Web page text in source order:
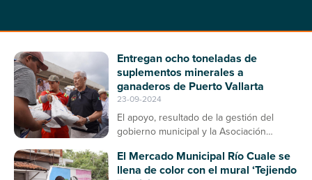
Entregan ocho toneladas de
suplementos minerales a
ganaderos de Puerto Vallarta
23-09-2024
El apoyo, resultado de la gestión del
gobierno municipal y la Asociación
enfermedades en el ganado bovino
El Mercado Municipal Río Cuale se
llena de color con el mural ‘Tejiendo